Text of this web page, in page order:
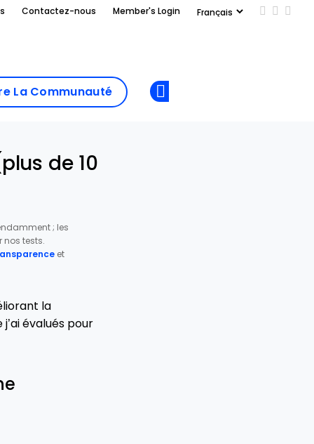
Contactez-nous Member's Login Add us
Follow
La Communauté
de 10
; les
tests.
et
la
évalués pour